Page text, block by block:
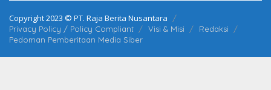
Copyright 2023 © PT. Raja Berita Nusantara
Privacy Policy / Policy Compliant Visi & Misi
Redaksi
Pedoman Pemberitaan Media Siber